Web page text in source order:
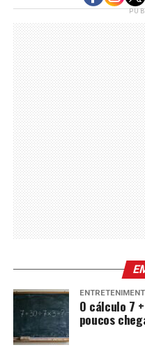
O cálculo 7
poucos